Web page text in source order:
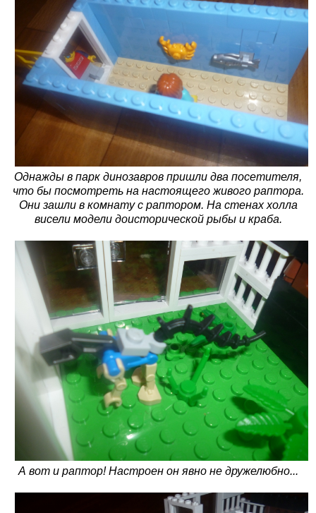
Однажды в парк динозавров пришли два посетителя,
что бы посмотреть на настоящего живого раптора.
Они зашли в комнату с раптором. На стенах холла
висели модели доисторической рыбы и краба.
А вот и раптор! Настроен он явно не дружелюбно...